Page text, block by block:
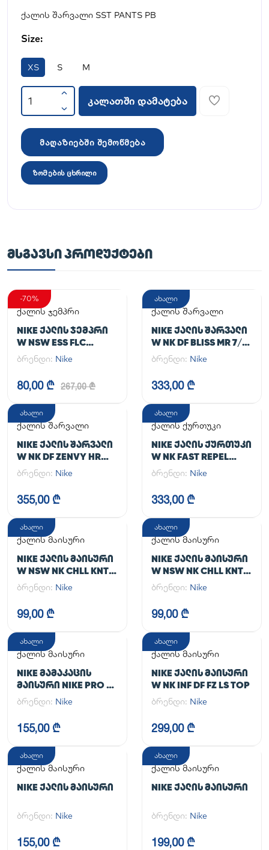
ქალის შარვალი SST PANTS PB
Size:
XS S M
კალათში დამატება
მაღაზიებში შემოწმება
ზომების ცხრილი
ᲛᲡᲒᲐᲕᲡᲘ ᲞᲠᲝᲓᲣᲥᲢᲔᲑᲘ
-70%
ქალის ჯემპრი
NIKE ᲥᲐᲚᲘᲡ ᲯᲔᲛᲞᲠᲘ
W NSW ESS FLC
HOODIE CLCTN RE
ბრენდი: Nike
80,00 ₾ 267,00 ₾
ახალი
ქალის შარვალი
NIKE ᲥᲐᲚᲘᲡ ᲨᲐᲠᲕᲐᲚᲘ
W NK DF BLISS MR 7/8
JOGGER
ბრენდი: Nike
333,00 ₾
ახალი
ქალის შარვალი
NIKE ᲥᲐᲚᲘᲡ ᲨᲐᲠᲕᲐᲚᲘ
W NK DF ZENVY HR
TGHT
ბრენდი: Nike
355,00 ₾
ახალი
ქალის ქურთუკი
NIKE ᲥᲐᲚᲘᲡ ᲥᲣᲠᲗᲣᲙᲘ
W NK FAST REPEL
JACKET
ბრენდი: Nike
333,00 ₾
ახალი
ქალის მაისური
NIKE ᲥᲐᲚᲘᲡ ᲛᲐᲘᲡᲣᲠᲘ
W NSW NK CHLL KNT
MD CRP
ბრენდი: Nike
99,00 ₾
ახალი
ქალის მაისური
NIKE ᲥᲐᲚᲘᲡ ᲛᲐᲘᲡᲣᲠᲘ
W NSW NK CHLL KNT
MD CRP
ბრენდი: Nike
99,00 ₾
ახალი
ქალის მაისური
NIKE ᲛᲐᲛᲐᲙᲐᲪᲘᲡ
ᲛᲐᲘᲡᲣᲠᲘ NIKE PRO DF
365 CROP LS
ბრენდი: Nike
155,00 ₾
ახალი
ქალის მაისური
NIKE ᲥᲐᲚᲘᲡ ᲛᲐᲘᲡᲣᲠᲘ
W NK INF DF FZ LS TOP
ბრენდი: Nike
299,00 ₾
ახალი
ქალის მაისური
NIKE ᲥᲐᲚᲘᲡ ᲛᲐᲘᲡᲣᲠᲘ
ბრენდი: Nike
155,00 ₾
ახალი
ქალის მაისური
NIKE ᲥᲐᲚᲘᲡ ᲛᲐᲘᲡᲣᲠᲘ
ბრენდი: Nike
199,00 ₾